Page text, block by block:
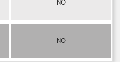
NO
NO